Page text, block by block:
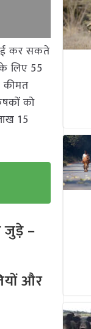
कर सकते
लिए 55
कीमत
को
15
जुड़े –
और